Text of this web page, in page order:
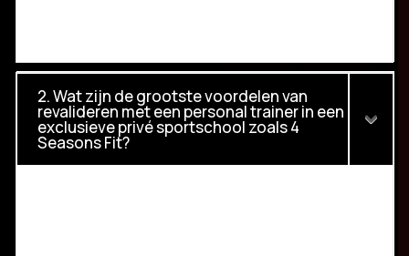
2. Wat zijn de grootste voordelen van
revalideren met een personal trainer in een
exclusieve privé sportschool zoals 4
Seasons Fit?